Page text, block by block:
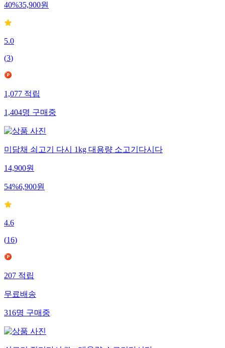
40%35,900원
5.0
(3)
1,077적립
1,404명구매중
미담채 쇠고기 다시 1kg 대용량 소고기다시다
14,900원
54%6,900원
4.6
(16)
207적립
무료배송
316명구매중